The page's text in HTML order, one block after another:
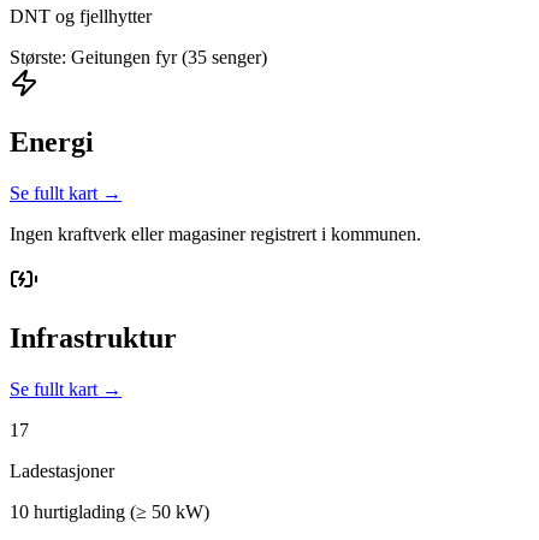
DNT og fjellhytter
Største: Geitungen fyr (35 senger)
Energi
Se fullt kart →
Ingen kraftverk eller magasiner registrert i kommunen.
Infrastruktur
Se fullt kart →
17
Ladestasjoner
10 hurtiglading (≥ 50 kW)